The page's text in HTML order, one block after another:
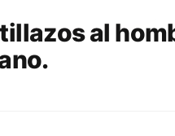
al